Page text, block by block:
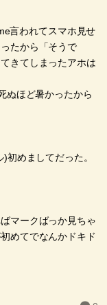
言われてスマホ見せ
たから「そうで
きてしまったアホは
ぬほど暑かったから
初めましてだった。
マークばっか見ちゃ
めてでなんかドキド